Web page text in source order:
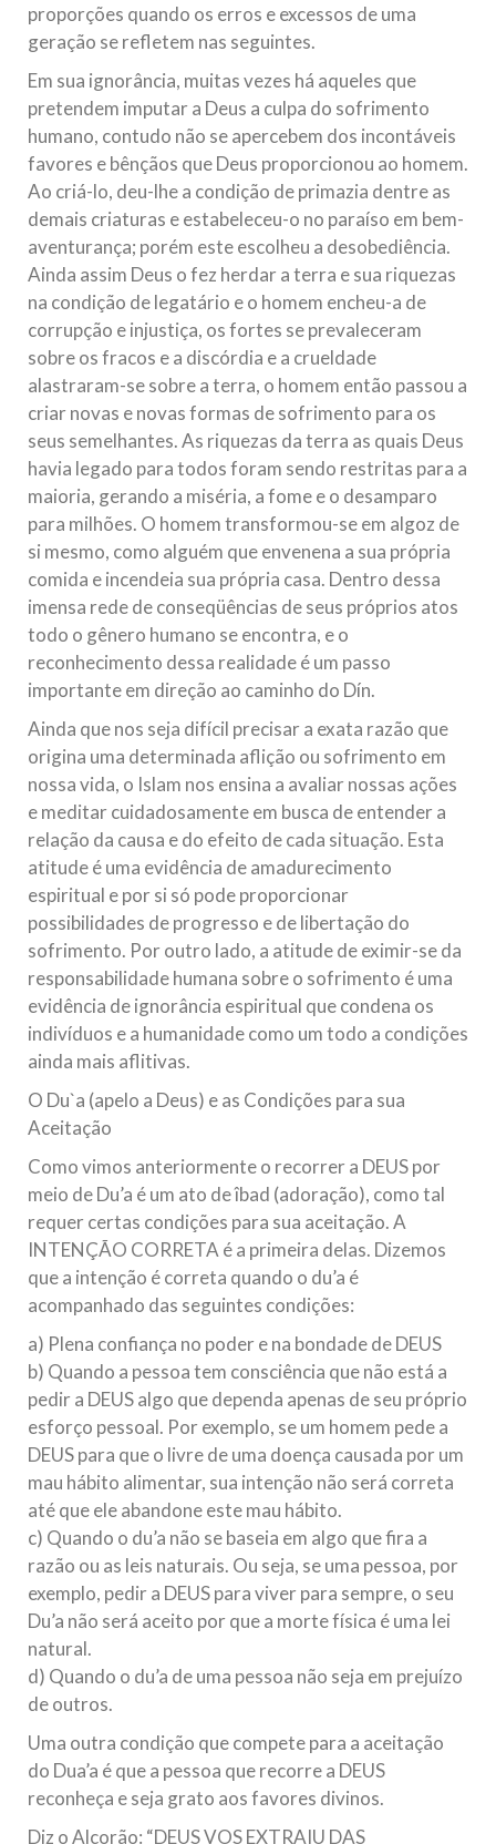
proporções quando os erros e excessos de uma
geração se refletem nas seguintes.
Em sua ignorância, muitas vezes há aqueles que
pretendem imputar a Deus a culpa do sofrimento
humano, contudo não se apercebem dos incontáveis
favores e bênçãos que Deus proporcionou ao homem.
Ao criá-lo, deu-lhe a condição de primazia dentre as
demais criaturas e estabeleceu-o no paraíso em bem-
aventurança; porém este escolheu a desobediência.
Ainda assim Deus o fez herdar a terra e sua riquezas
na condição de legatário e o homem encheu-a de
corrupção e injustiça, os fortes se prevaleceram
sobre os fracos e a discórdia e a crueldade
alastraram-se sobre a terra, o homem então passou a
criar novas e novas formas de sofrimento para os
seus semelhantes. As riquezas da terra as quais Deus
havia legado para todos foram sendo restritas para a
maioria, gerando a miséria, a fome e o desamparo
para milhões. O homem transformou-se em algoz de
si mesmo, como alguém que envenena a sua própria
comida e incendeia sua própria casa. Dentro dessa
imensa rede de conseqüências de seus próprios atos
todo o gênero humano se encontra, e o
reconhecimento dessa realidade é um passo
importante em direção ao caminho do Dín.
Ainda que nos seja difícil precisar a exata razão que
origina uma determinada aflição ou sofrimento em
nossa vida, o Islam nos ensina a avaliar nossas ações
e meditar cuidadosamente em busca de entender a
relação da causa e do efeito de cada situação. Esta
atitude é uma evidência de amadurecimento
espiritual e por si só pode proporcionar
possibilidades de progresso e de libertação do
sofrimento. Por outro lado, a atitude de eximir-se da
responsabilidade humana sobre o sofrimento é uma
evidência de ignorância espiritual que condena os
indivíduos e a humanidade como um todo a condições
ainda mais aflitivas.
O Du`a (apelo a Deus) e as Condições para sua
Aceitação
Como vimos anteriormente o recorrer a DEUS por
meio de Du’a é um ato de îbad (adoração), como tal
requer certas condições para sua aceitação. A
INTENÇÃO CORRETA é a primeira delas. Dizemos
que a intenção é correta quando o du’a é
acompanhado das seguintes condições:
a) Plena confiança no poder e na bondade de DEUS
b) Quando a pessoa tem consciência que não está a
pedir a DEUS algo que dependa apenas de seu próprio
esforço pessoal. Por exemplo, se um homem pede a
DEUS para que o livre de uma doença causada por um
mau hábito alimentar, sua intenção não será correta
até que ele abandone este mau hábito.
c) Quando o du’a não se baseia em algo que fira a
razão ou as leis naturais. Ou seja, se uma pessoa, por
exemplo, pedir a DEUS para viver para sempre, o seu
Du’a não será aceito por que a morte física é uma lei
natural.
d) Quando o du’a de uma pessoa não seja em prejuízo
de outros.
Uma outra condição que compete para a aceitação
do Dua’a é que a pessoa que recorre a DEUS
reconheça e seja grato aos favores divinos.
Diz o Alcorão: “DEUS VOS EXTRAIU DAS